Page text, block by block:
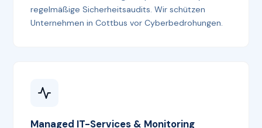
regelmäßige Sicherheitsaudits. Wir schützen
Unternehmen in Cottbus vor Cyberbedrohungen.
Managed IT-Services & Monitoring